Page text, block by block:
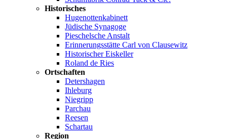
Historisches
Hugenottenkabinett
Jüdische Synagoge
Pieschelsche Anstalt
Erinnerungsstätte Carl von Clausewitz
Historischer Eiskeller
Roland de Ries
Ortschaften
Detershagen
Ihleburg
Niegripp
Parchau
Reesen
Schartau
Region